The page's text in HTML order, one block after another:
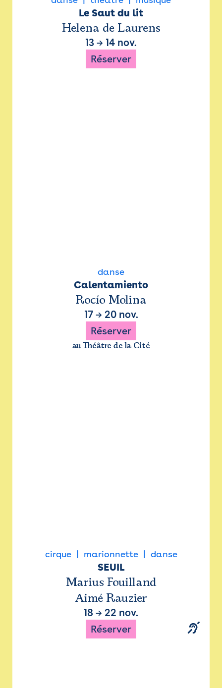
Le Saut du lit
Helena de Laurens
13 → 14 nov.
Réserver
danse
Calentamiento
Rocío Molina
17→ 20 nov.
Réserver
au Théâtre de la Cité
cirque marionnette danse
SEUIL
Marius Fouilland
Aimé Rauzier
18 → 22 nov.
Réserver